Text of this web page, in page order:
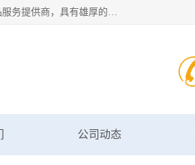
深圳市新中南塑胶包装制品有限公司坐落在中国 广东 深圳 深圳市内，是集包装制品为一体的专业产品服务提供商，具有雄厚的科研实力、技术实力和经济实力。主营网袋、网兜、网眼袋、网格袋、鱼丝网、尼龙网袋、网扣、网套等产品,大量批发,价格实惠。欢迎广大新老客户来电咨询价格、加盟、招商等服务。
公司动态